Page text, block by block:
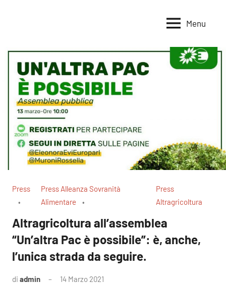
per
la
Terra
per
Sovranità
Alimentare
Menu
Press
Press Alleanza Sovranità
Alimentare
Press
Altragricoltura
Altragricoltura all’assemblea
“Un’altra Pac è possibile”: è, anche,
l’unica strada da seguire.
di admin 14 Marzo 2021